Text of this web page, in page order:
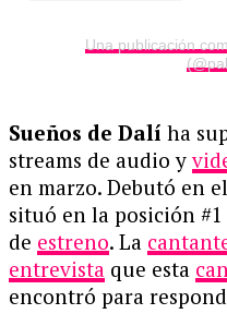
Una publicación
Sueños de Dalí ha
streams de audio y
en marzo. Debutó en
situó en la posición
de estreno. La
entrevista que esta
encontró para